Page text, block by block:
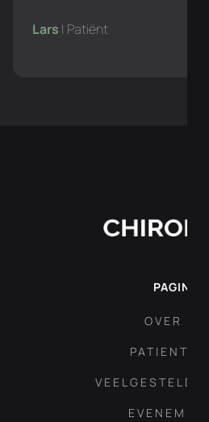
Lars | Patiënt
PAGINA'S
OVER ONS
PATIENT
VEELGESTELDE